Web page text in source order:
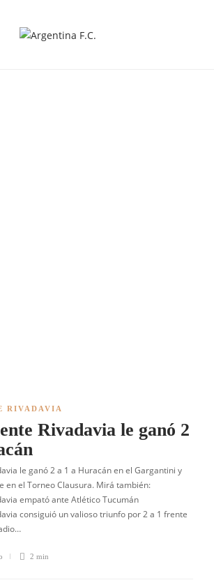
RIVADAVIA
Rivadavia le ganó 2
le ganó 2 a 1 a Huracán en el Gargantini y
en el Torneo Clausura. Mirá también:
empató ante Atlético Tucumán
consiguió un valioso triunfo por 2 a 1 frente
2 min